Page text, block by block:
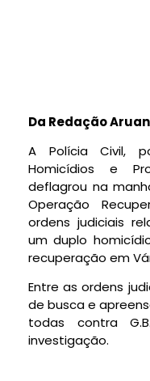
Da Redação
A Polícia Civil,
Homicídios e
deflagrou na
Operação
ordens judiciais
um duplo
recuperação em
Entre as ordens
de busca e
todas contra
investigação.